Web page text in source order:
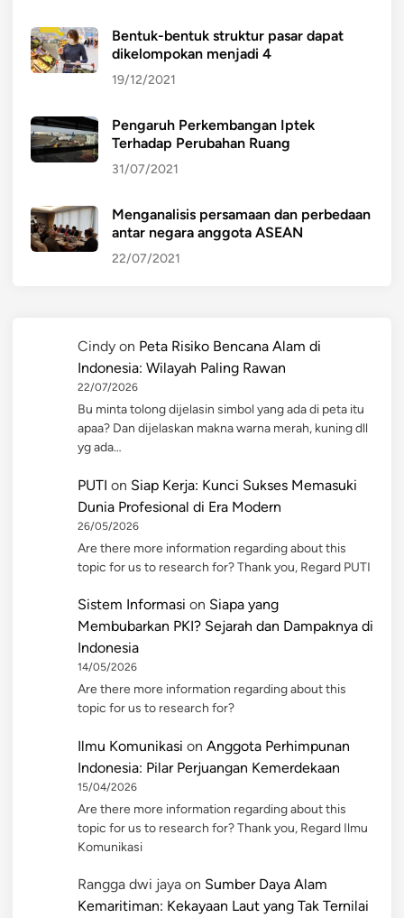
Bentuk-bentuk struktur pasar dapat
dikelompokan menjadi 4
19/12/2021
Pengaruh Perkembangan Iptek
Terhadap Perubahan Ruang
31/07/2021
Menganalisis persamaan dan perbedaan
antar negara anggota ASEAN
22/07/2021
Cindy on Peta Risiko Bencana Alam di
Indonesia: Wilayah Paling Rawan
22/07/2026
Bu minta tolong dijelasin simbol yang ada di peta itu
apaa? Dan dijelaskan makna warna merah, kuning dll
yg ada…
PUTI on Siap Kerja: Kunci Sukses Memasuki
Dunia Profesional di Era Modern
26/05/2026
Are there more information regarding about this
topic for us to research for? Thank you, Regard PUTI
Sistem Informasi on Siapa yang
Membubarkan PKI? Sejarah dan Dampaknya di
Indonesia
14/05/2026
Are there more information regarding about this
topic for us to research for?
Ilmu Komunikasi on Anggota Perhimpunan
Indonesia: Pilar Perjuangan Kemerdekaan
15/04/2026
Are there more information regarding about this
topic for us to research for? Thank you, Regard Ilmu
Komunikasi
Rangga dwi jaya on Sumber Daya Alam
Kemaritiman: Kekayaan Laut yang Tak Ternilai